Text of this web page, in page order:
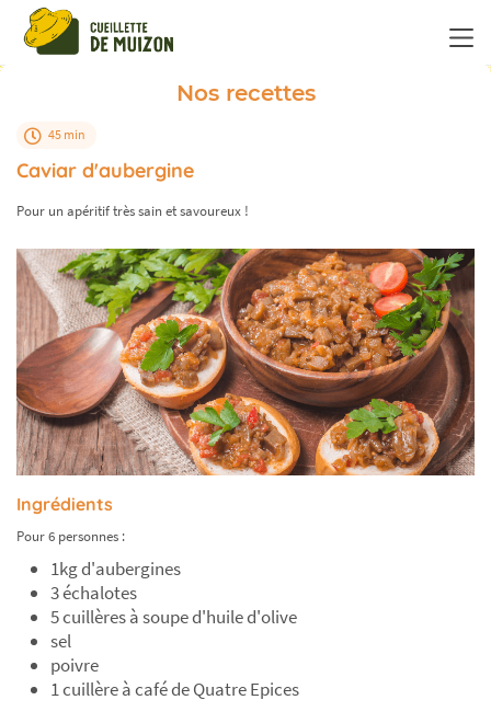
Nos recettes
45 min
Caviar d'aubergine
Pour un apéritif très sain et savoureux !
Ingrédients
Pour 6 personnes :
1kg d'aubergines
3 échalotes
5 cuillères à soupe d'huile d'olive
sel
poivre
1 cuillère à café de Quatre Epices
Panneau de gestion des cookies